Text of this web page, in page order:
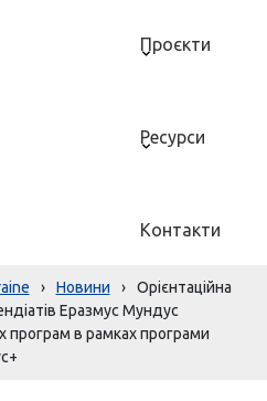
Проєкти
Ресурси
Контакти
› Новини ›
Орієнтаційна
Еразмус Мундус
програм в рамках програми